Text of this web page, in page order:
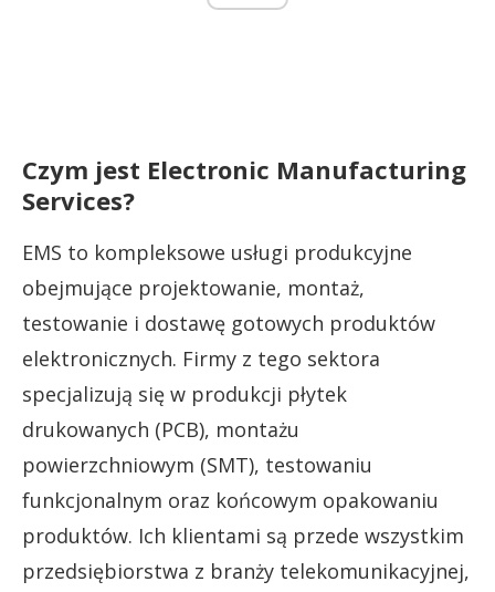
Czym jest Electronic Manufacturing
Services?
EMS to kompleksowe usługi produkcyjne
obejmujące projektowanie, montaż,
testowanie i dostawę gotowych produktów
elektronicznych. Firmy z tego sektora
specjalizują się w produkcji płytek
drukowanych (PCB), montażu
powierzchniowym (SMT), testowaniu
funkcjonalnym oraz końcowym opakowaniu
produktów. Ich klientami są przede wszystkim
przedsiębiorstwa z branży telekomunikacyjnej,